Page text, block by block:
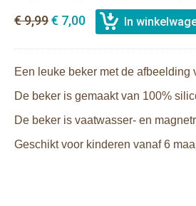
€ 9,99€ 7,00
Een leuke beker met de afbeelding
De beker is gemaakt van 100%
De beker is vaatwasser- en
Geschikt voor kinderen vanaf 6